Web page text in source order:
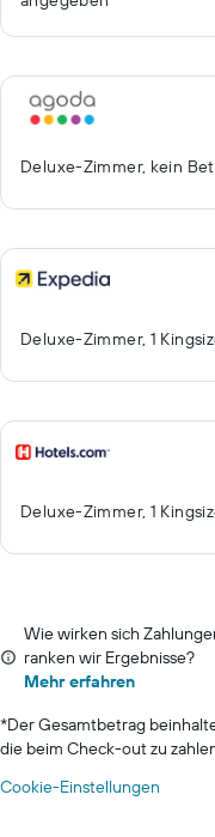
Deluxe-Zimmer, kein
Deluxe-Zimmer, 1
Deluxe-Zimmer, 1
Wie wirken sich
ranken wir Ergebnisse?
Mehr erfahren
*Der Gesamtbetrag
die beim Check-out zu
Cookie-Einstellungen